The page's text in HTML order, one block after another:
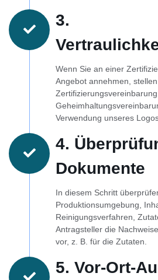
3.
Wenn Sie an einer
Angebot annehmen,
Verwendung unseres
4.
Dokumente
In diesem Schritt
Produktionsumgebung,
Reinigungsverfahren,
Antragsteller die
vor, z. B. für die Zutaten.
5. Vor-Ort-